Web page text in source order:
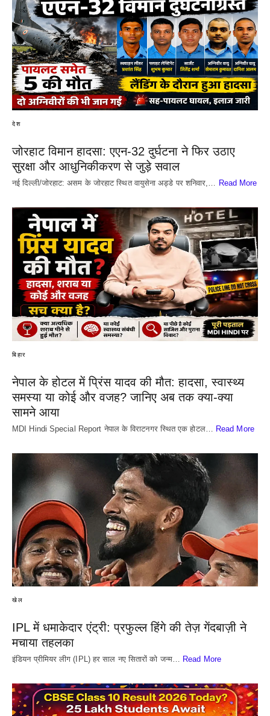
देश
जोरहाट विमान हादसा: एएन-32 दुर्घटना ने फिर उठाए
सुरक्षा और आधुनिकीकरण से जुड़े सवाल
नई दिल्ली/जोरहाट: असम के जोरहाट स्थित वायुसेना अड्डे पर शनिवार,… Read More
बिहार
नेपाल के होटल में प्रिंस यादव की मौत: हादसा, स्वास्थ्य
समस्या या कोई और वजह? जानिए अब तक क्या-क्या
सामने आया
MDI Hindi Special Report नेपाल के विराटनगर स्थित एक होटल… Read More
खेल
IPL में धमाकेदार एंट्री: प्रफुल्ल हिंगे की तेज़ गेंदबाज़ी ने
मचाया तहलका
इंडियन प्रीमियर लीग (IPL) हर साल नए सितारों को जन्म… Read More